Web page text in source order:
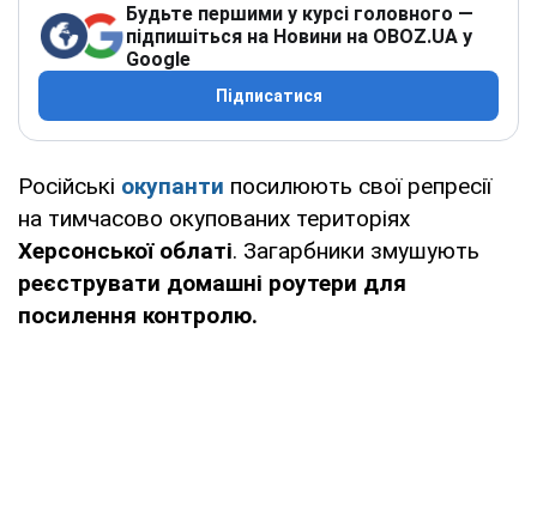
Будьте першими у курсі головного —
підпишіться на Новини на OBOZ.UA у
Google
Підписатися
Російські окупанти посилюють свої репресії
на тимчасово окупованих територіях
Херсонської облаті. Загарбники змушують
реєструвати домашні роутери для
посилення контролю.